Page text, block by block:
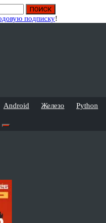
подписку!
Android Железо Python